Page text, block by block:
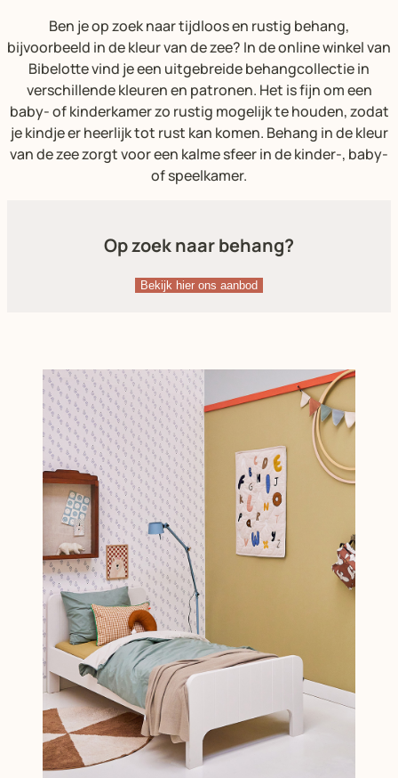
Ben je op zoek naar tijdloos en rustig behang,
bijvoorbeeld in de kleur van de zee? In de online winkel van
Bibelotte vind je een uitgebreide behangcollectie in
verschillende kleuren en patronen. Het is fijn om een
baby- of kinderkamer zo rustig mogelijk te houden, zodat
je kindje er heerlijk tot rust kan komen. Behang in de kleur
van de zee zorgt voor een kalme sfeer in de kinder-, baby-
of speelkamer.
Op zoek naar behang?
Bekijk hier ons aanbod